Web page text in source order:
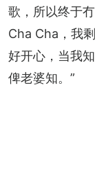
歌，所以终于
Cha Cha，我
好开心，当我
俾老婆知。”